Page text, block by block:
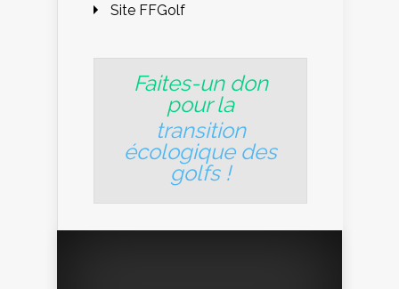
Site FFGolf
Faites-un don
pour la
transition
écologique des
golfs!